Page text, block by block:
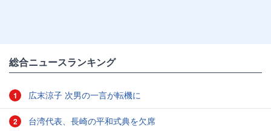
総合ニュースランキング
1 広末涼子 次男の一言が転機に
2 台湾代表、長崎の平和式典を欠席